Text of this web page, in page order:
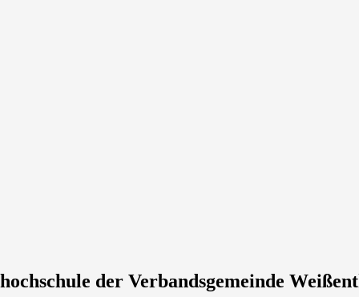
der Verbandsgemeinde